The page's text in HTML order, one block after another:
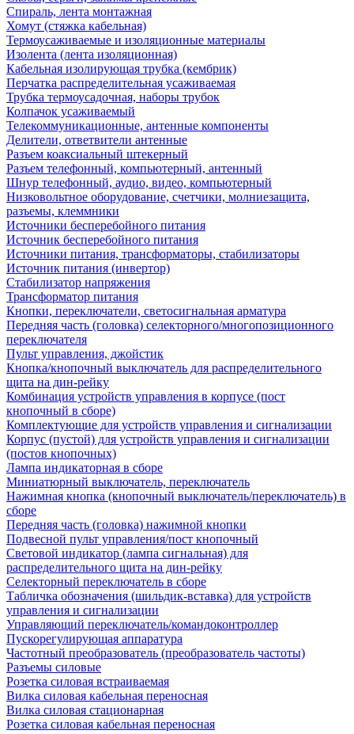
Спираль, лента монтажная
Хомут (стяжка кабельная)
Термоусаживаемые и изоляционные материалы
Изолента (лента изоляционная)
Кабельная изолирующая трубка (кембрик)
Перчатка распределительная усаживаемая
Трубка термоусадочная, наборы трубок
Колпачок усаживаемый
Телекоммуникационные, антенные компоненты
Делители, ответвители антенные
Разъем коаксиальный штекерный
Разъем телефонный, компьютерный, антенный
Шнур телефонный, аудио, видео, компьютерный
Низковольтное оборудование, счетчики, молниезащита,
разъемы, клеммники
Источники бесперебойного питания
Источник бесперебойного питания
Источники питания, трансформаторы, стабилизаторы
Источник питания (инвертор)
Стабилизатор напряжения
Трансформатор питания
Кнопки, переключатели, светосигнальная арматура
Передняя часть (головка) селекторного/многопозиционного
переключателя
Пульт управления, джойстик
Кнопка/кнопочный выключатель для распределительного
щита на дин-рейку
Комбинация устройств управления в корпусе (пост
кнопочный в сборе)
Комплектующие для устройств управления и сигнализации
Корпус (пустой) для устройств управления и сигнализации
(постов кнопочных)
Лампа индикаторная в сборе
Миниатюрный выключатель, переключатель
Нажимная кнопка (кнопочный выключатель/переключатель) в
сборе
Передняя часть (головка) нажимной кнопки
Подвесной пульт управления/пост кнопочный
Световой индикатор (лампа сигнальная) для
распределительного щита на дин-рейку
Селекторный переключатель в сборе
Табличка обозначения (шильдик-вставка) для устройств
управления и сигнализации
Управляющий переключатель/командоконтроллер
Пускорегулирующая аппаратура
Частотный преобразователь (преобразователь частоты)
Разъемы силовые
Розетка силовая встраиваемая
Вилка силовая кабельная переносная
Вилка силовая стационарная
Розетка силовая кабельная переносная